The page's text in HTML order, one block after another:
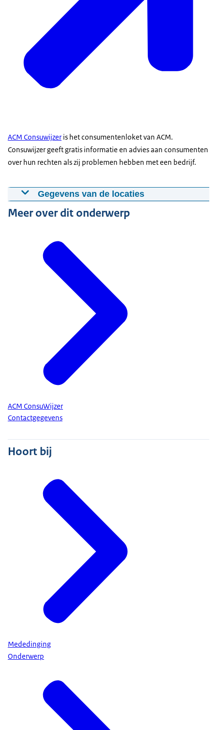
ACM Consuwijzer is het consumentenloket van ACM.
Consuwijzer geeft gratis informatie en advies aan consumenten
over hun rechten als zij problemen hebben met een bedrijf.
Gegevens van de locaties
Autoriteit Consument en Markt (ACM)
Meer over dit onderwerp
ACM ConsuWijzer
Contactgegevens
Hoort bij
Mededinging
Onderwerp